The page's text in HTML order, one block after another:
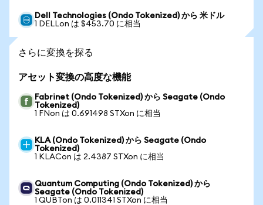
Dell Technologies (Ondo Tokenized) から 米ドル
1 DELLon は $453.70 に相当
さらに変換を探る
アセット変換の高度な機能
Fabrinet (Ondo Tokenized) から Seagate (Ondo
Tokenized)
1 FNon は 0.691498 STXon に相当
KLA (Ondo Tokenized) から Seagate (Ondo
Tokenized)
1 KLACon は 2.4387 STXon に相当
Quantum Computing (Ondo Tokenized) から
Seagate (Ondo Tokenized)
1 QUBTon は 0.011341 STXon に相当